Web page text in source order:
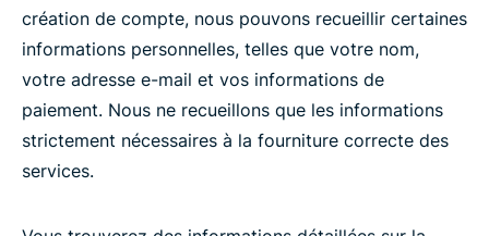
création de compte, nous pouvons recueillir certaines
informations personnelles, telles que votre nom,
votre adresse e-mail et vos informations de
paiement. Nous ne recueillons que les informations
strictement nécessaires à la fourniture correcte des
services.